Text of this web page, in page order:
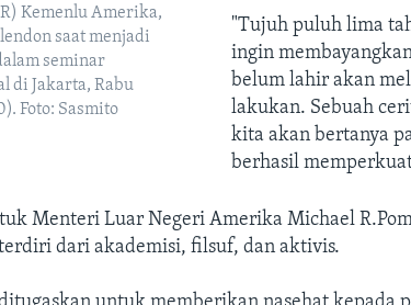
Kemenlu Amerika,
saat menjadi
seminar
di Jakarta, Rabu
Foto: Sasmito
"Tujuh puluh lima
ingin
belum lahir akan
lakukan. Sebuah
kita akan bertanya
berhasil
Menteri Luar Negeri Amerika Michael
dari akademisi, filsuf, dan aktivis.